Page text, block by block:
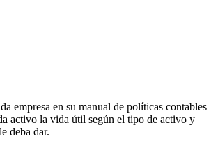
empresa en su manual de políticas contables
activo la vida útil según el tipo de activo y
deba dar.